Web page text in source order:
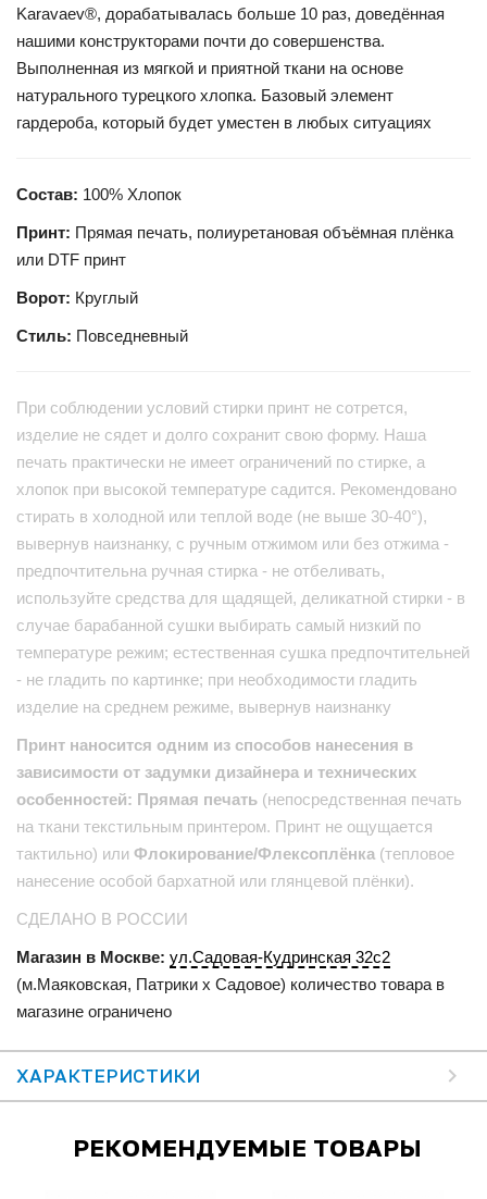
Karavaev®, дорабатывалась больше 10 раз, доведённая
нашими конструкторами почти до совершенства.
Выполненная из мягкой и приятной ткани на основе
натурального турецкого хлопка. Базовый элемент
гардероба, который будет уместен в любых ситуациях
Состав: 100% Хлопок
Принт: Прямая печать, полиуретановая объёмная плёнка
или DTF принт
Ворот: Круглый
Стиль: Повседневный
При соблюдении условий стирки принт не сотрется,
изделие не сядет и долго сохранит свою форму. Наша
печать практически не имеет ограничений по стирке, а
хлопок при высокой температуре садится. Рекомендовано
стирать в холодной или теплой воде (не выше 30-40°),
вывернув наизнанку, с ручным отжимом или без отжима -
предпочтительна ручная стирка - не отбеливать,
используйте средства для щадящей, деликатной стирки - в
случае барабанной сушки выбирать самый низкий по
температуре режим; естественная сушка предпочтительней
- не гладить по картинке; при необходимости гладить
изделие на среднем режиме, вывернув наизнанку
Принт наносится одним из способов нанесения в
зависимости от задумки дизайнера и технических
особенностей: Прямая печать (непосредственная печать
на ткани текстильным принтером. Принт не ощущается
тактильно) или Флокирование/Флексоплёнка (тепловое
нанесение особой бархатной или глянцевой плёнки).
СДЕЛАНО В РОССИИ
Магазин в Москве: ул.Садовая-Кудринская 32с2
(м.Маяковская, Патрики x Садовое) количество товара в
магазине ограничено
ХАРАКТЕРИСТИКИ
РЕКОМЕНДУЕМЫЕ ТОВАРЫ